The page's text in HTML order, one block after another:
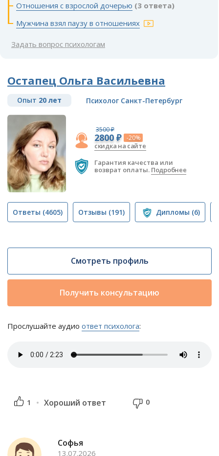
Отношения с взрослой дочерью (3 ответа)
Мужчина взял паузу в отношениях
Задать вопрос психологам
Остапец Ольга Васильевна
Опыт 20 лет Психолог Санкт-Петербург
3500 ₽
2800 ₽ -20%
скидка на сайте
Гарантия качества или
возврат оплаты. Подробнее
Ответы (4605) Отзывы (191) Дипломы (6)
Смотреть профиль
Получить консультацию
Прослушайте аудио ответ психолога:
1 Хороший ответ 0
Софья
13.07.2026